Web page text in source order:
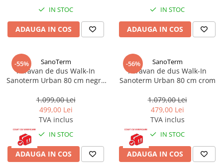
IN STOC
ADAUGA IN COS
IN STOC
ADAUGA IN COS
-55% SanoTerm
Paravan de dus Walk-In
Sanoterm Urban 80 cm negru
1.099,00 Lei
499,00 Lei
TVA inclus
IN STOC
ADAUGA IN COS
-56% SanoTerm
Paravan de dus Walk-In
Sanoterm Urban 80 cm crom
1.079,00 Lei
479,00 Lei
TVA inclus
IN STOC
ADAUGA IN COS